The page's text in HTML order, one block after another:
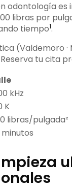
odontología es
libras por
tiempo1.
(Valdemoro
tu cita
kHz
K
libras/pulgada²
minutos